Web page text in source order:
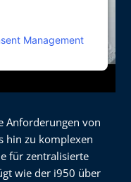
Management
Anforderungen von
hin zu komplexen
für zentralisierte
wie der i950 über